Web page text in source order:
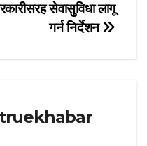
सेवासुविधा लागू
गर्न निर्देशन